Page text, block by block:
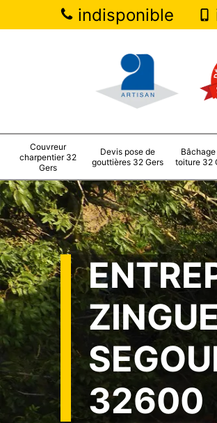
indisponible
Couvreur
charpentier 32
Gers
Devis pose de
gouttières 32 Gers
Bâchage
toiture 32
32600